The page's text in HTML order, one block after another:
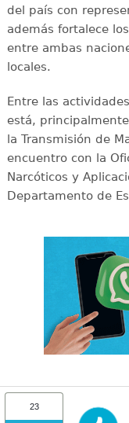
del país con
además fortalece
entre ambas
locales.
Entre las
está,
la Transmisión de
encuentro con la
Narcóticos y
Departamento de
23